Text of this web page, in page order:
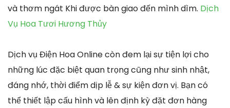
và thơm ngát Khi được bàn giao đến mình dìm. Dịch
Vụ Hoa Tươi Hương Thủy
Dịch vụ Điện Hoa Online còn đem lại sự tiện lợi cho
những lúc đặc biệt quan trọng cũng như sinh nhật,
đáng nhớ, thời điểm dịp lễ & sự kiện đơn vị. Bạn có
thể thiết lập cấu hình và lên định kỳ đặt đơn hàng